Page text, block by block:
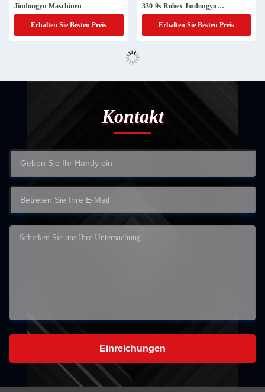
Jindongyu Maschinen
Erhalten Sie Besten Preis
330-9s Robex Jindongyu
Maschinen
Erhalten Sie Besten Preis
Kontakt
Einreichungen